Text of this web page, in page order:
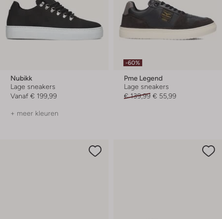
Nubikk
Lage sneakers
Vanaf € 199,99
+ meer kleuren
-60%
Pme Legend
Lage sneakers
€ 139,99 € 55,99